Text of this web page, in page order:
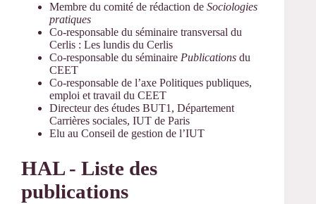
Membre du comité de rédaction de Sociologies
pratiques
Co-responsable du séminaire transversal du
Cerlis : Les lundis du Cerlis
Co-responsable du séminaire Publications du
CEET
Co-responsable de l’axe Politiques publiques,
emploi et travail du CEET
Directeur des études BUT1, Département
Carrières sociales, IUT de Paris
Elu au Conseil de gestion de l’IUT
HAL - Liste des
publications